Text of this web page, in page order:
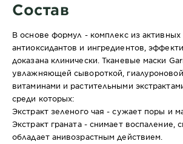
Состав
В основе формул - комплекс из активных
антиоксидантов и ингредиентов,
доказана клинически. Тканевые маски
увлажняющей сывороткой,
витаминами и растительными
среди которых:
Экстракт зеленого чая - сужает поры и
Экстракт граната- снимает воспаление,
обладает анивозрастным действием.